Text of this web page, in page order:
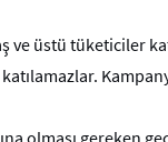
ve üstü tüketiciler
olması gereken